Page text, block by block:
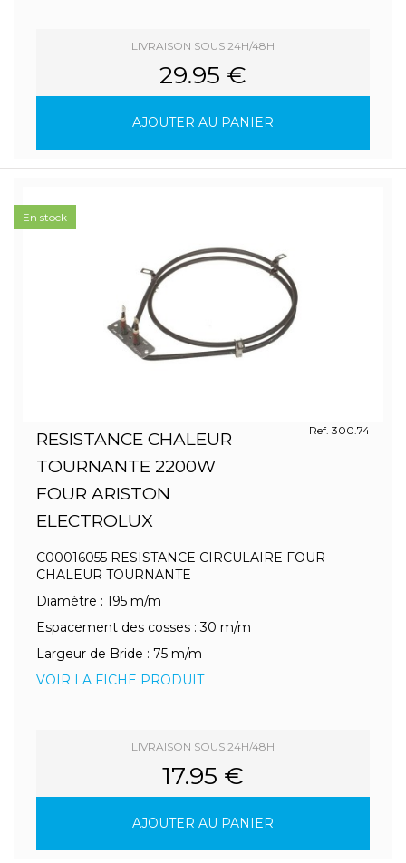
LIVRAISON SOUS 24H/48H
29.95 €
AJOUTER AU PANIER
RESISTANCE CHALEUR
TOURNANTE 2200W
FOUR ARISTON
ELECTROLUX
Ref. 300.74
C00016055 RESISTANCE CIRCULAIRE FOUR
CHALEUR TOURNANTE
Diamètre : 195 m/m
Espacement des cosses : 30 m/m
Largeur de Bride : 75 m/m
VOIR LA FICHE PRODUIT
LIVRAISON SOUS 24H/48H
17.95 €
AJOUTER AU PANIER
En stock